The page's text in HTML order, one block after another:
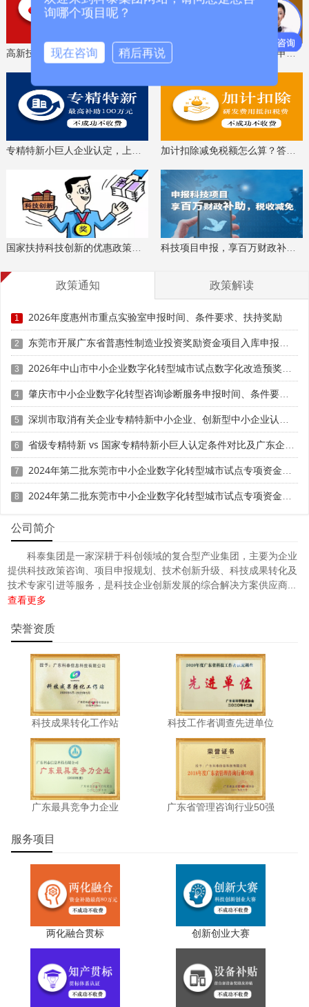
(一)申报单位应是在惠州市注册的法人单位，运营时间
一年以上，具有较强的行业科技带动性和辐射作用。
验室主要开展基础研究、应用基础研究或共性技术研究，研
究方向符合我市社会经济、产业与科技发展战略，已建立了
较为完善的科研组织体系、管理体制和运行机制，创新文化
氛围良好。
(三)申报单位为企业的，上年度主营业务收入不低于1亿
元，研发经费投入占当年度主营业务收入比例不低于3%(年
度研发经费投入超过1000万元的，不受该比例限制)，且上
年度研发经费不低于500万元。申报单位为高校、科研机
构、医疗机构、事业单位等的，近3年(2023年1月1日—
验室提供充足稳定的建设、运行和研发经费。
主，注重团结协作，并具有较强的组织领导和统筹协调能力
的领军人才担任。
(五)实验室科研人员不少于20人(全职人员比例不低于
70%)，其中具有副高职称或硕士学位及以上的全职科研人员
不少于5人。
(六)实验室研发场地不少于300平方米；在用科研仪器、
设备、软件(不包括生产用设备和软件)累计投入不少于300万
元(软件类创新平台不受该条款限制)。
(七)申报单位近三年取得的科研成果满足下列条件之
1.获批市级或以上科技计划项目1项。
2.获市级或以上科技奖励1项。
3.获得授权发明专利、PCT专利、新药证书等知识产权
宽条件。
五、扶持措施
考核评估结果分为优秀、合格和不合格3个等级。考核
评估结果为合格以上的，继续纳入市重点实验室序列；考核
评估结果为优秀的，同等条件下优先推荐申报省重点实验
室，鼓励各主管部门和县(区)对取得较好建设成效的市重点
实验室给予支持；考核评估结果为不合格的，限期1年进行
继续保留其资格，整改评估结果仍不合格的，撤销其市重点
科泰集团(https://www.gdktzx.com/)成立17年来，致力于
高新技术企业认定 名优高新技术产品
中心认定、省市企业技术中心认定、省市工业设计中心认
小企业、专精特新“小巨人”、制造业单项冠军、专利软著申
研发费用加计扣除 两化融合贯标认证、科技型中小企
高新技术企业认定，免费评估，通过后再收费 省工程技术研究中心，专业申报、指导培训
加计扣除减免税额怎么算？答疑解惑、咨询培训
国家扶持科技创新的优惠政策，索取资料、解读政策 科技项目申报，享百万财政补贴，减免40%所得税
政策通知 政策解读
1 2026年度惠州市重点实验室申报时间、条件要求、扶持奖励
2 东莞市开展广东省普惠性制造业投资奖励资金项目入库申报及整体清算时间、条件要求、补助标准
3 2026年中山市中小企业数字化转型城市试点数字化改造预奖补项目入库申报时间、条件要求、资助奖励
4 肇庆市中小企业数字化转型咨询诊断服务申报时间、条件要求、资助奖励
5 深圳市取消有关企业专精特新中小企业、创新型中小企业认定（2026年第一批）
6 省级专精特新 vs 国家专精特新小巨人认定条件对比及广东企业分阶申报指南
7 2024年第二批东莞市中小企业数字化转型城市试点专项资金两化融合管理体系贯标项目资助计划
8 2024年第二批东莞市中小企业数字化转型城市试点专项资金两化融合管理体系贯标项目拟资助企业名单的公示
公司简介
科泰集团是一家深耕于科创领域的复合型产业集团，主要为企业
提供科技政策咨询、项目申报规划、技术创新升级、科技成果转化及
技术专家引进等服务，是科技企业创新发展的综合解决方案供应商...
查看更多
荣誉资质
科技成果转化工作站 科技工作者调查先进单位
广东最具竞争力企业 广东省管理咨询行业50强
服务项目
两化融合贯标 创新创业大赛
询哪个项目呢？
现在咨询 稍后再说